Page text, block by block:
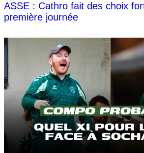
ASSE : Cathro fait des choix
première journée